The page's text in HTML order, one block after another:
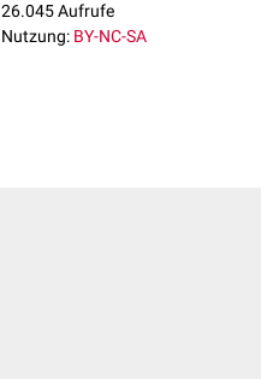
26.045 Aufrufe
Nutzung: BY-NC-SA